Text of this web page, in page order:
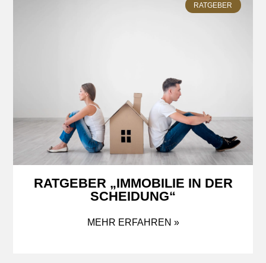
RATGEBER
RATGEBER „IMMOBILIE IN DER
SCHEIDUNG“
MEHR ERFAHREN »